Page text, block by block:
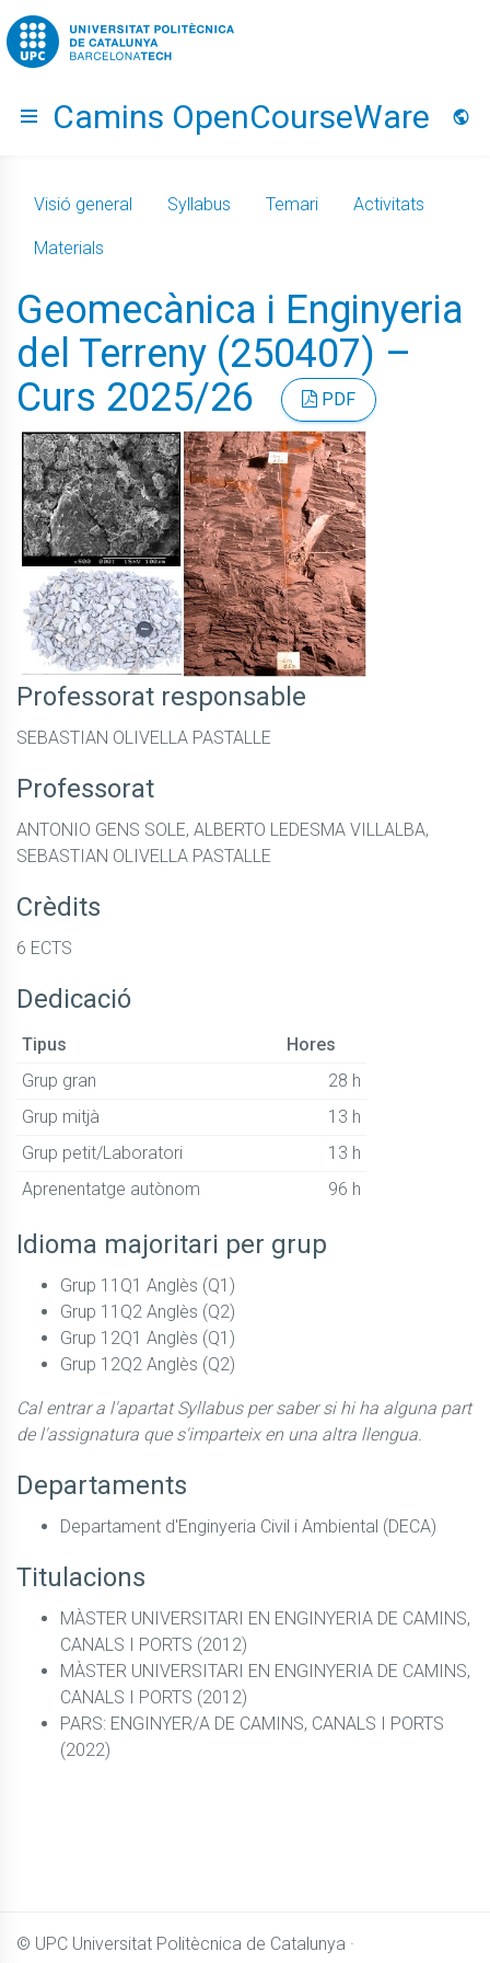
Go to upc.edu
Hide menu
Camins OpenCourseWare
Visió general Syllabus Temari Activitats
Materials
Geomecànica i Enginyeria
del Terreny (250407) –
Curs 2025/26
PDF
Professorat responsable
SEBASTIAN OLIVELLA PASTALLE
Professorat
ANTONIO GENS SOLE, ALBERTO LEDESMA VILLALBA,
SEBASTIAN OLIVELLA PASTALLE
Crèdits
6 ECTS
Dedicació
Tipus
Hores
Grup gran
28 h
Grup mitjà
13 h
Grup petit/Laboratori
13 h
Aprenentatge autònom
96 h
Idioma majoritari per grup
Grup 11Q1 Anglès (Q1)
Grup 11Q2 Anglès (Q2)
Grup 12Q1 Anglès (Q1)
Grup 12Q2 Anglès (Q2)
Cal entrar a l'apartat Syllabus per saber si hi ha alguna part
de l'assignatura que s'imparteix en una altra llengua.
Departaments
Departament d'Enginyeria Civil i Ambiental (DECA)
Titulacions
MÀSTER UNIVERSITARI EN ENGINYERIA DE CAMINS,
CANALS I PORTS (2012)
MÀSTER UNIVERSITARI EN ENGINYERIA DE CAMINS,
CANALS I PORTS (2012)
PARS: ENGINYER/A DE CAMINS, CANALS I PORTS
(2022)
© UPC Universitat Politècnica de Catalunya ·